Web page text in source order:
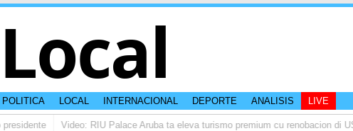
Local
POLITICA LOCAL INTERNACIONAL DEPORTE ANALISIS LIVE
Video: RIU Palace Aruba ta eleva turismo premium cu renobacion di